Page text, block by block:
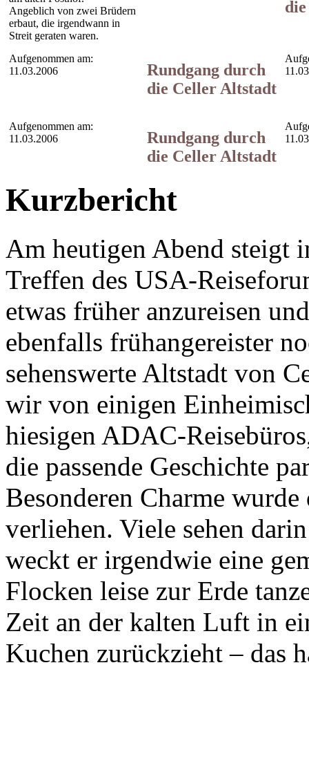
Angeblich von zwei Brüdern
erbaut, die irgendwann in
Streit geraten waren.
Aufgenommen am:
11.03.2006
Rundgang durch
die Celler Altstadt
Aufgenommen am:
11.03.2006
Rundgang durch
die Celler Altstadt
Kurzbericht
Am heutigen Abend steigt
Treffen des USA-
etwas früher anzureisen
ebenfalls frühangereister
sehenswerte Altstadt von
wir von einigen
hiesigen ADAC-
die passende Geschichte
Besonderen Charme
verliehen. Viele sehen
weckt er irgendwie eine
Flocken leise zur Erde
Zeit an der kalten Luft in
Kuchen zurückzieht – das